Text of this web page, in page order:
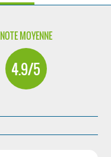
NOTE MOYENNE
4.9/5